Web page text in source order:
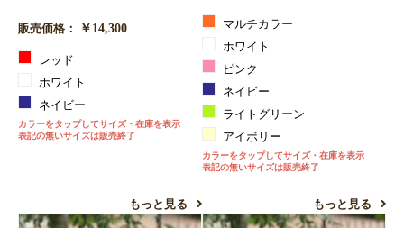
販売価格： ￥14,300
レッド
ホワイト
ネイビー
カラーをタップしてサイズ・在庫を表示
表記の無いサイズは販売終了
もっと見る
マルチカラー
ホワイト
ピンク
ネイビー
ライトグリーン
アイボリー
カラーをタップしてサイズ・在庫を表示
表記の無いサイズは販売終了
もっと見る